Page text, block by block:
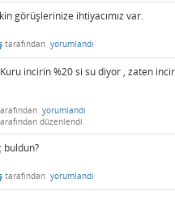
görüşlerinize ihtiyacımız var.
tarafından yorumlandı
Kuru incirin %20 si su diyor , zaten
yorumlandı
düzenlendi
buldun?
tarafından yorumlandı